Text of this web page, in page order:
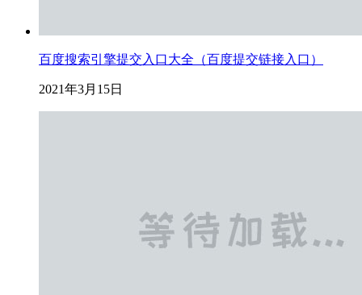
百度搜索引擎提交入口大全（百度提交链接入口）
2021年3月15日